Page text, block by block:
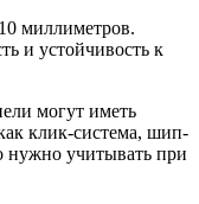
миллиметров.
и устойчивость к
могут иметь
клик-система, шип-
нужно учитывать при